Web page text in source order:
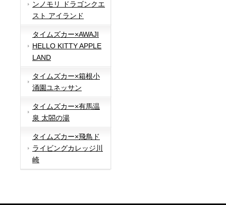
ンノモリ ドラゴンクエ
スト アイランド
タイムズカー×AWAJI
HELLO KITTY APPLE
LAND
タイムズカー×箱根小
涌園ユネッサン
タイムズカー×有馬温
泉 太閤の湯
タイムズカー×飛鳥ド
ライビングカレッジ川
崎